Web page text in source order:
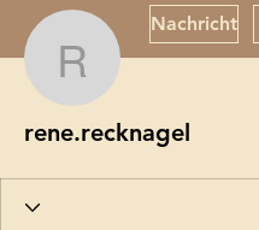
Nachricht
rene.recknagel